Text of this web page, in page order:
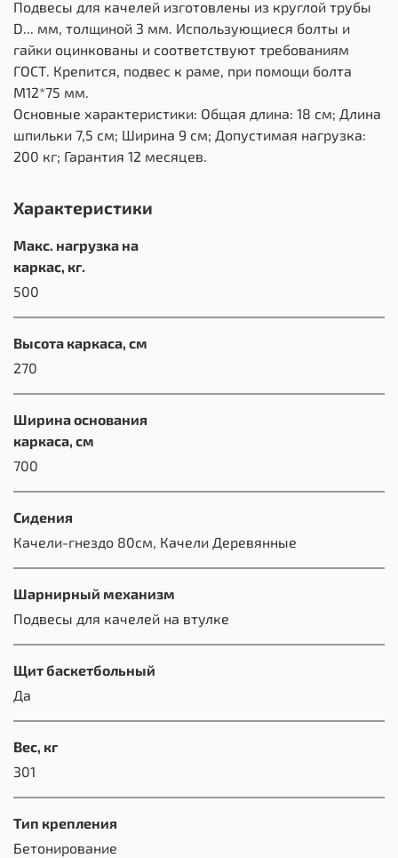
Подвесы для качелей изготовлены из круглой трубы
D... мм, толщиной 3 мм. Использующиеся болты и
гайки оцинкованы и соответствуют требованиям
ГОСТ. Крепится, подвес к раме, при помощи болта
М12*75 мм.
Основные характеристики: Общая длина: 18 см; Длина
шпильки 7,5 см; Ширина 9 см; Допустимая нагрузка:
200 кг; Гарантия 12 месяцев.
Характеристики
Макс. нагрузка на
каркас, кг.
500
Высота каркаса, см
270
Ширина основания
каркаса, см
700
Сидения
Качели-гнездо 80см, Качели Деревянные
Шарнирный механизм
Подвесы для качелей на втулке
Щит баскетбольный
Да
Вес, кг
301
Тип крепления
Бетонирование